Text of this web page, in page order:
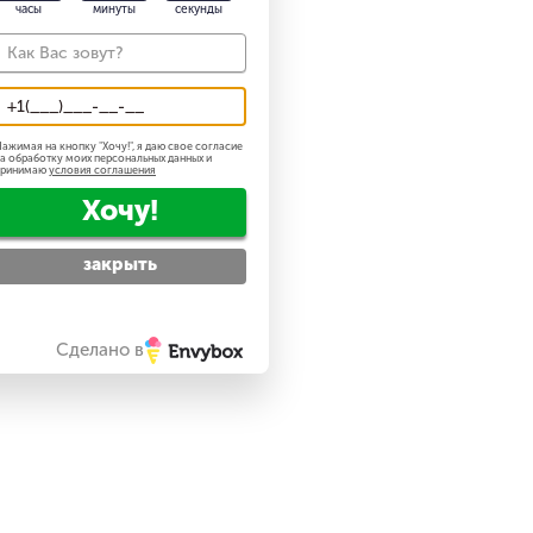
часы минуты секунды
на кнопку "Хочу!", я даю свое согласие
обработку моих персональных данных и
условия соглашения
Хочу!
закрыть
Сделано в